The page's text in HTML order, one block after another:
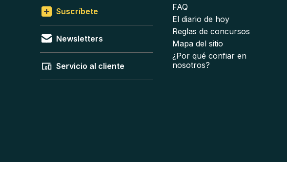
Suscríbete
Newsletters
Servicio al cliente
FAQ
El diario de hoy
Reglas de concursos
Mapa del sitio
¿Por qué confiar en
nosotros?